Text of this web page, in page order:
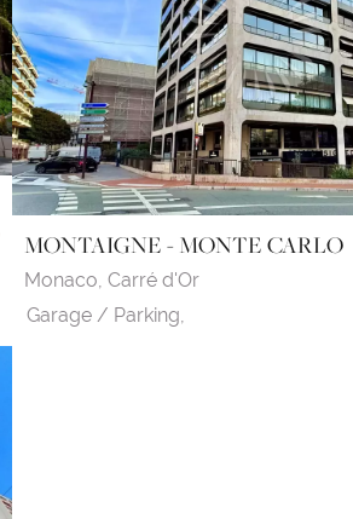
MONTAIGNE - MONTE CARLO
Monaco, Carré d'Or
Garage / Parking,